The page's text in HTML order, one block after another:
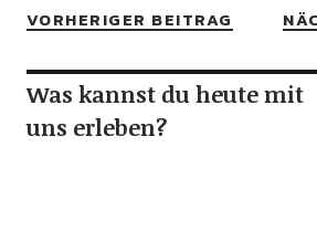
VORHERIGER BEITRAG
Was kannst du heute mit
uns erleben?